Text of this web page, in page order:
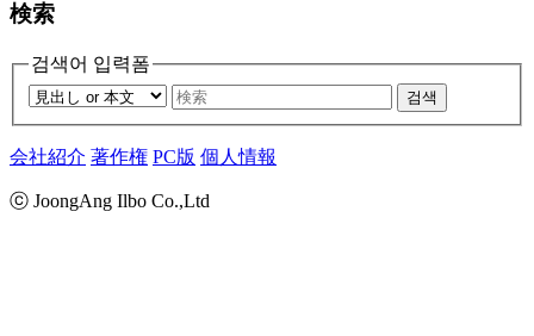
検索
검색어 입력폼
검색
会社紹介 著作権 PC版 個人情報
ⓒ JoongAng Ilbo Co.,Ltd